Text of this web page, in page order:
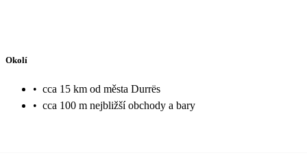
Okolí
• cca 15 km od města Durrës
• cca 100 m nejbližší obchody a bary